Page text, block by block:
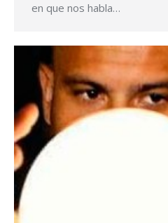
en que nos habla…